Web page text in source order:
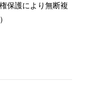
保護により無断複